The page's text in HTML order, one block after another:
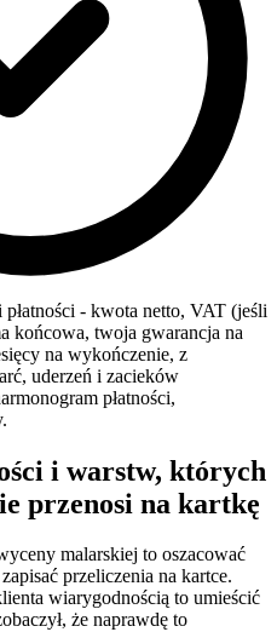
- kwota netto, VAT (jeśli
końcowa, twoja gwarancja na
na wykończenie, z
uderzeń i zacieków
płatności,
i warstw, których
przenosi na kartkę
malarskiej to oszacować
przeliczenia na kartce.
wiarygodnością to umieścić
że naprawdę to